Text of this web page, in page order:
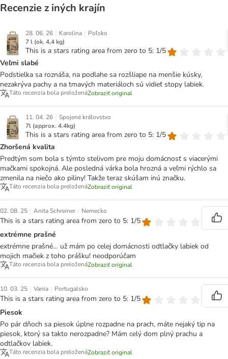
Recenzie z iných krajín
28. 06. 26 | Karolina | Poľsko
7 l (ok. 4,4 kg)
This is a stars rating area from zero to 5: 1/5
Veľmi slabé
Podstielka sa roznáša, na podlahe sa rozšliape na menšie kúsky,
nezakrýva pachy a na tmavých materiáloch sú vidieť stopy labiek.
Táto recenzia bola preloženáZobraziť original
11. 04. 26 | Spojené kráľovstvo
7l (approx. 4.4kg)
This is a stars rating area from zero to 5: 1/5
Zhoršená kvalita
Predtým som bola s týmto stelivom pre moju domácnosť s viacerými
mačkami spokojná. Ale posledná várka bola hrozná a veľmi rýchlo sa
zmenila na niečo ako piliny! Takže teraz skúšam inú značku.
Táto recenzia bola preloženáZobraziť original
02. 08. 25 | Anita Schreiner | Nemecko
This is a stars rating area from zero to 5: 1/5
extrémne prašné
extrémne prašné… už mám po celej domácnosti odtlačky labiek od
mojich mačiek z toho prášku! neodporúčam
Táto recenzia bola preloženáZobraziť original
10. 03. 25 | Vania | Portugalsko
This is a stars rating area from zero to 5: 1/5
Piesok
Po pár dňoch sa piesok úplne rozpadne na prach, máte nejaký tip na
piesok, ktorý sa takto nerozpadne? Mám celý dom plný prachu a
odtlačkov labiek.
Táto recenzia bola preloženáZobraziť original